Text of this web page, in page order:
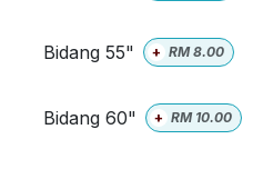
Bidang 55" + RM8.00
Bidang 60" + RM 10.00